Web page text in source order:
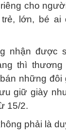
cho
lớn, bé ai
nhận được
thì
những đôi
giữ giày
15/2.
phải là